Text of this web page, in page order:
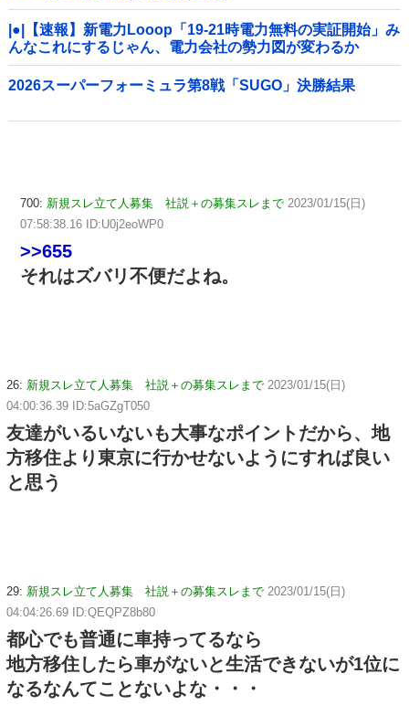
|●|【速報】新電力Looop「19-21時電力無料の実証開始」み
んなこれにするじゃん、電力会社の勢力図が変わるか
2026スーパーフォーミュラ第8戦「SUGO」決勝結果
700: 新規スレ立て人募集 社説＋の募集スレまで 2023/01/15(日)
07:58:38.16 ID:U0j2eoWP0
>>655
それはズバリ不便だよね。
26: 新規スレ立て人募集 社説＋の募集スレまで 2023/01/15(日)
04:00:36.39 ID:5aGZgT050
友達がいるいないも大事なポイントだから、地
方移住より東京に行かせないようにすれば良い
と思う
29: 新規スレ立て人募集 社説＋の募集スレまで 2023/01/15(日)
04:04:26.69 ID:QEQPZ8b80
都心でも普通に車持ってるなら
地方移住したら車がないと生活できないが1位に
なるなんてことないよな・・・